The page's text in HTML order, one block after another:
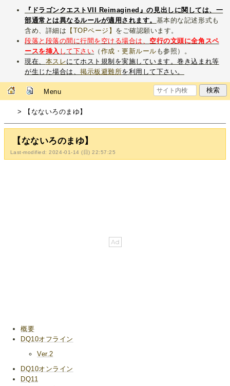
『ドラゴンクエストVII Reimagined』の見出しに関しては、一
部通常とは異なるルールが適用されます。 基本的な記述形式も
含め、詳細は 【TOPページ】 をご確認願います。
段落と段落の間に行間を空ける場合は、 空行の文頭に全角スペ
ースを挿入 して下さい （ 作成・更新ルール も参照）。
現在、 本スレにてホスト規制を実施しています。巻き込まれ等
が生じた場合は、掲示板避難所を利用して下さい。
Menu
> 【なないろのまゆ】
【なないろのまゆ】
Last-modified: 2024-01-14 (日) 22:57:25
概要
DQ10オフライン
Ver.2
DQ10オンライン
DQ11